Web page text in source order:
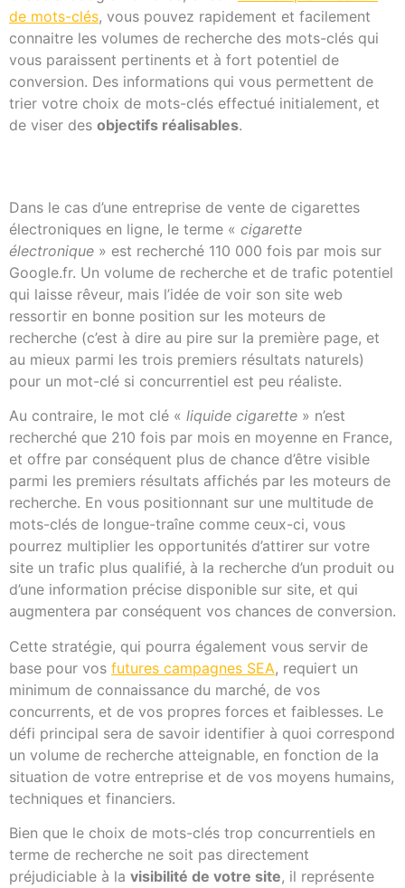
de mots-clés, vous pouvez rapidement et facilement
connaitre les volumes de recherche des mots-clés qui
vous paraissent pertinents et à fort potentiel de
conversion. Des informations qui vous permettent de
trier votre choix de mots-clés effectué initialement, et
de viser des objectifs réalisables.
Dans le cas d’une entreprise de vente de cigarettes
électroniques en ligne, le terme « cigarette
électronique » est recherché 110 000 fois par mois sur
Google.fr. Un volume de recherche et de trafic potentiel
qui laisse rêveur, mais l’idée de voir son site web
ressortir en bonne position sur les moteurs de
recherche (c’est à dire au pire sur la première page, et
au mieux parmi les trois premiers résultats naturels)
pour un mot-clé si concurrentiel est peu réaliste.
Au contraire, le mot clé « liquide cigarette » n’est
recherché que 210 fois par mois en moyenne en France,
et offre par conséquent plus de chance d’être visible
parmi les premiers résultats affichés par les moteurs de
recherche. En vous positionnant sur une multitude de
mots-clés de longue-traîne comme ceux-ci, vous
pourrez multiplier les opportunités d’attirer sur votre
site un trafic plus qualifié, à la recherche d’un produit ou
d’une information précise disponible sur site, et qui
augmentera par conséquent vos chances de conversion.
Cette stratégie, qui pourra également vous servir de
base pour vos futures campagnes SEA, requiert un
minimum de connaissance du marché, de vos
concurrents, et de vos propres forces et faiblesses. Le
défi principal sera de savoir identifier à quoi correspond
un volume de recherche atteignable, en fonction de la
situation de votre entreprise et de vos moyens humains,
techniques et financiers.
Bien que le choix de mots-clés trop concurrentiels en
terme de recherche ne soit pas directement
préjudiciable à la visibilité de votre site, il représente